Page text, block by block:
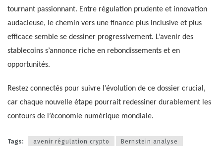
tournant passionnant. Entre régulation prudente et innovation
audacieuse, le chemin vers une finance plus inclusive et plus
efficace semble se dessiner progressivement. L’avenir des
stablecoins s’annonce riche en rebondissements et en
opportunités.
Restez connectés pour suivre l’évolution de ce dossier crucial,
car chaque nouvelle étape pourrait redessiner durablement les
contours de l’économie numérique mondiale.
Tags: avenir régulation crypto
Bernstein analyse